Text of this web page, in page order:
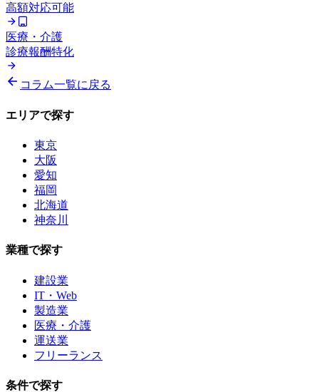
高額対応可能
医療・介護
診療報酬特化
コラム一覧に戻る
エリアで探す
東京
大阪
愛知
福岡
北海道
神奈川
業種で探す
建設業
IT・Web
製造業
医療・介護
運送業
フリーランス
条件で探す